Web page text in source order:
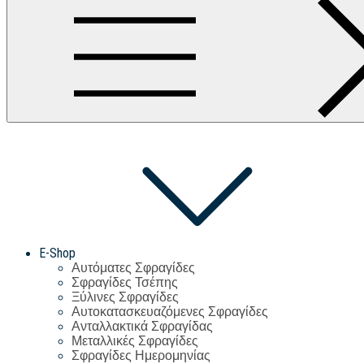
E-Shop
Αυτόματες Σφραγίδες
Σφραγίδες Τσέπης
Ξύλινες Σφραγίδες
Αυτοκατασκευαζόμενες Σφραγίδες
Ανταλλακτικά Σφραγίδας
Μεταλλικές Σφραγίδες
Σφραγίδες Ημερομηνίας